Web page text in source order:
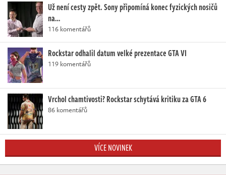
Už není cesty zpět. Sony připomíná konec fyzických nosičů
na…
116 komentářů
Rockstar odhalil datum velké prezentace GTA VI
119 komentářů
Vrchol chamtivosti? Rockstar schytává kritiku za GTA 6
86 komentářů
VÍCE NOVINEK